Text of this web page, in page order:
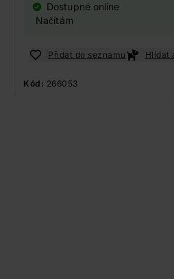
Dostupné online
Načítám
Přidat do seznamu Hlídat
Kód: 266053